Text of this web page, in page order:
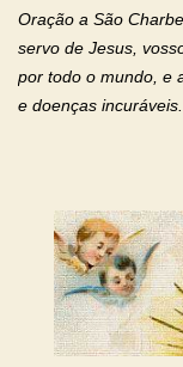
santidade. Glória…
Filho, que foi
de te...
Oração a São
servo de Jesus,
por todo o mundo, e
e doenças
Queremos sempre
e invocar-vos como
bem de nossas
aqueles que
Deus, admirável em